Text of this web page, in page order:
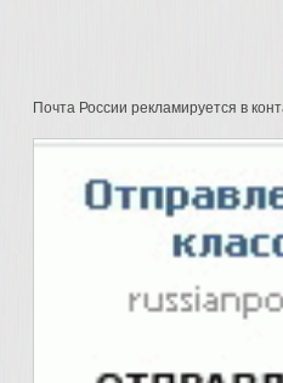
Почта России рекламируется в